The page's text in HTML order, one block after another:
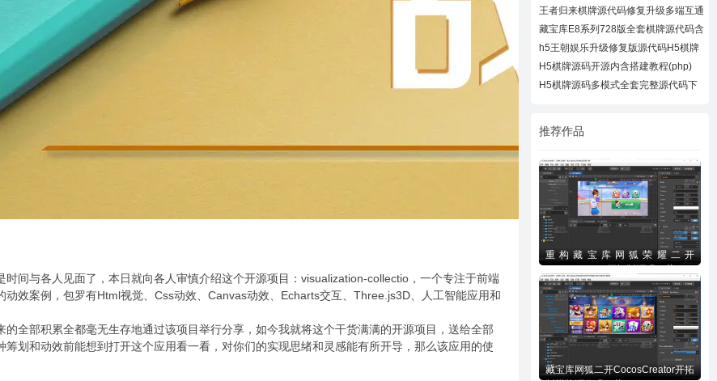
间与各人见面了，本日就向各人审慎介绍这个开源项目：visualization-collectio，一个专注于前端
效案例，包罗有Html视觉、Css动效、Canvas动效、Echarts交互、Three.js3D、人工智能应用和
全部积累全都毫无生存地通过该项目举行分享，如今我就将这个干货满满的开源项目，送给全部
划和动效前能想到打开这个应用看一看，对你们的实现思绪和灵感能有所开导，那么该应用的使
用下载
王者归来棋牌源代码修复升级多端互通
近百款
藏宝库E8系列728版全套棋牌源代码含
728UI工
h5王朝娱乐升级修复版源代码H5棋牌
全套源码
H5棋牌源码开源内含搭建教程(php)
H5棋牌源码多模式全套完整源代码下
推荐作品
重构藏宝库网狐荣耀二开
藏宝库网狐二开CocosCreator开拓